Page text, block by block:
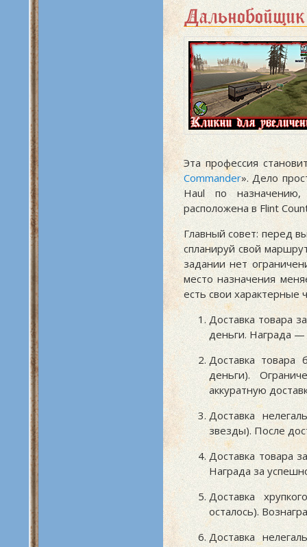
Дальнобойщик
Эта профессия
Commander». Дело
Haul по
расположена в Flint
Главный совет: перед
спланируй свой
задании нет
место назначения
есть свои характерные
Доставка товара
деньги. Награда
Доставка товара
деньги).
аккуратную
Доставка
звезды). После
Доставка товара
Награда за
Доставка
осталось).
Доставка